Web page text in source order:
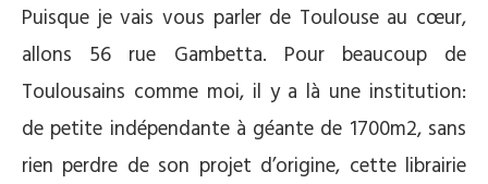
Puisque je vais vous parler de Toulouse au cœur,
allons 56 rue Gambetta. Pour beaucoup de
Toulousains comme moi, il y a là une institution:
de petite indépendante à géante de 1700m2, sans
rien perdre de son projet d’origine, cette librairie